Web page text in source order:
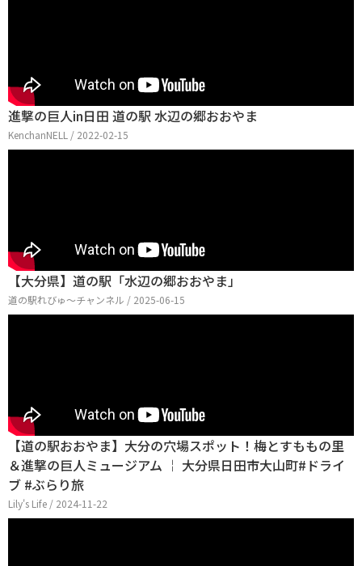
進撃の巨人in日田 道の駅 水辺の郷おおやま
KenchanNELL / 2022-02-15
【大分県】道の駅「水辺の郷おおやま」
道の駅れびゅ〜チャンネル / 2025-06-15
【道の駅おおやま】大分の穴場スポット！梅とすももの里
＆進撃の巨人ミュージアム ￤ 大分県日田市大山町#ドライ
ブ #ぶらり旅
Lily's Life / 2024-11-22